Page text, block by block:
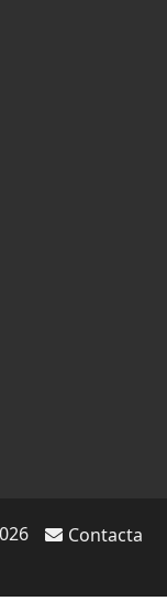
Contacta